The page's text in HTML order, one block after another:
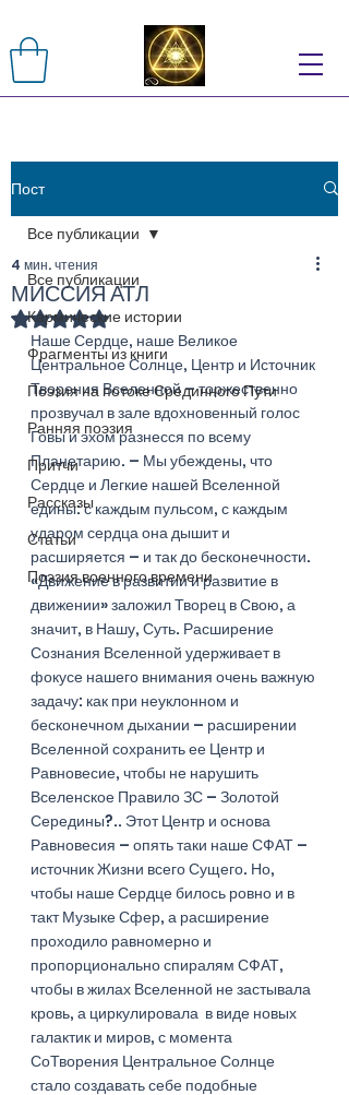
Пост
Все публикации
Кармические истории
Фрагменты из книги
Поэзия на потоке Срединного Пути
Ранняя поэзия
Притчи
Рассказы
Статьи
Поэзия военного времени
Все публикации
МИССИЯ АТЛ
4 мин. чтения
Оценка: не число из 5 звезд.
Наше Сердце, наше Великое
Центральное Солнце, Центр и Источник
Творения Вселенной – торжественно
прозвучал в зале вдохновенный голос
Говы и эхом разнесся по всему
Планетарию. – Мы убеждены, что
Сердце и Легкие нашей Вселенной
едины: с каждым пульсом, с каждым
ударом сердца она дышит и
расширяется – и так до бесконечности.
«Движение в развитии и развитие в
движении» заложил Творец в Свою, а
значит, в Нашу, Суть. Расширение
Сознания Вселенной удерживает в
фокусе нашего внимания очень важную
задачу: как при неуклонном и
бесконечном дыхании – расширении
Вселенной сохранить ее Центр и
Равновесие, чтобы не нарушить
Вселенское Правило ЗС – Золотой
Середины?.. Этот Центр и основа
Равновесия – опять таки наше СФАТ –
источник Жизни всего Сущего. Но,
чтобы наше Сердце билось ровно и в
такт Музыке Сфер, а расширение
проходило равномерно и
пропорционально спиралям СФАТ,
чтобы в жилах Вселенной не застывала
кровь, а циркулировала  в виде новых
галактик и миров, с момента
СоТворения Центральное Солнце
стало создавать себе подобные